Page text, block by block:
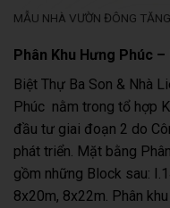
MẪU NHÀ VƯỜN ĐÔNG
Phân Khu Hưng Phúc
Biệt Thự Ba Son & Nhà
Phúc nằm trong tổ hợp
đầu tư giai đoạn 2 do
phát triển. Mặt bằng
gồm những Block sau:
8x20m, 8x22m. Phân